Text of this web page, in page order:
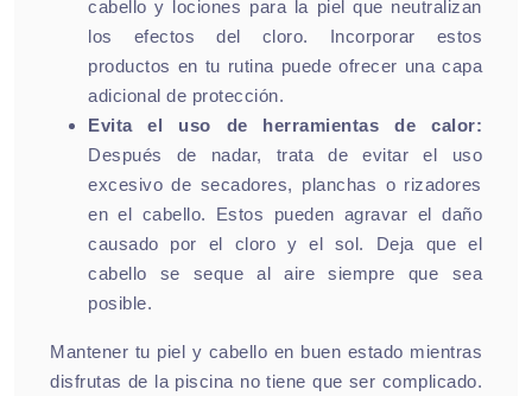
cabello y lociones para la piel que neutralizan
los efectos del cloro. Incorporar estos
productos en tu rutina puede ofrecer una capa
adicional de protección.
Evita el uso de herramientas de calor:
Después de nadar, trata de evitar el uso
excesivo de secadores, planchas o rizadores
en el cabello. Estos pueden agravar el daño
causado por el cloro y el sol. Deja que el
cabello se seque al aire siempre que sea
posible.
Mantener tu piel y cabello en buen estado mientras
disfrutas de la piscina no tiene que ser complicado.